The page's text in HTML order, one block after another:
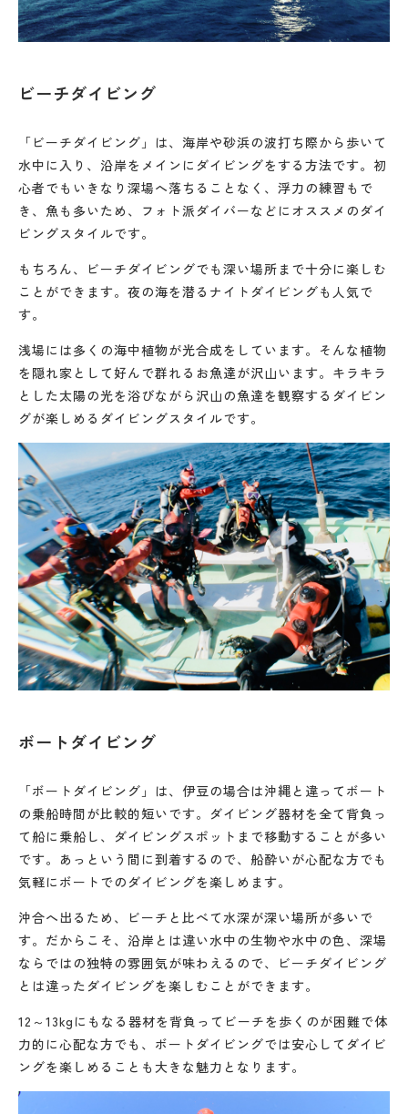
ビーチダイビング
「ビーチダイビング」は、海岸や砂浜の波打ち際から歩いて
水中に入り、沿岸をメインにダイビングをする方法です。初
心者でもいきなり深場へ落ちることなく、浮力の練習もで
き、魚も多いため、フォト派ダイバーなどにオススメのダイ
ビングスタイルです。
もちろん、ビーチダイビングでも深い場所まで十分に楽しむ
ことができます。夜の海を潜るナイトダイビングも人気で
す。
浅場には多くの海中植物が光合成をしています。そんな植物
を隠れ家として好んで群れるお魚達が沢山います。キラキラ
とした太陽の光を浴びながら沢山の魚達を観察するダイビン
グが楽しめるダイビングスタイルです。
ボートダイビング
「ボートダイビング」は、伊豆の場合は沖縄と違ってボート
の乗船時間が比較的短いです。ダイビング器材を全て背負っ
て船に乗船し、ダイビングスポットまで移動することが多い
です。あっという間に到着するので、船酔いが心配な方でも
気軽にボートでのダイビングを楽しめます。
沖合へ出るため、ビーチと比べて水深が深い場所が多いで
す。だからこそ、沿岸とは違い水中の生物や水中の色、深場
ならではの独特の雰囲気が味わえるので、ビーチダイビング
とは違ったダイビングを楽しむことができます。
12～13kgにもなる器材を背負ってビーチを歩くのが困難で体
力的に心配な方でも、ボートダイビングでは安心してダイビ
ングを楽しめることも大きな魅力となります。